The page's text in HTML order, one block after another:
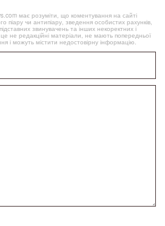
має розуміти, що коментування на сайті
піару чи антипіару, зведення особистих рахунків,
звинувачень та інших некоректних і
не редакційні матеріали, не мають попередньої
і можуть містити недостовірну інформацію.